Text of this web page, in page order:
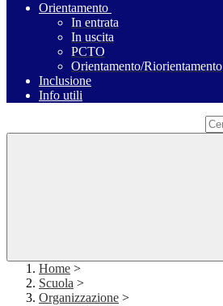
Orientamento
In entrata
In uscita
PCTO
Orientamento/Riorientamento
Inclusione
Info utili
Home >
Scuola >
Organizzazione >